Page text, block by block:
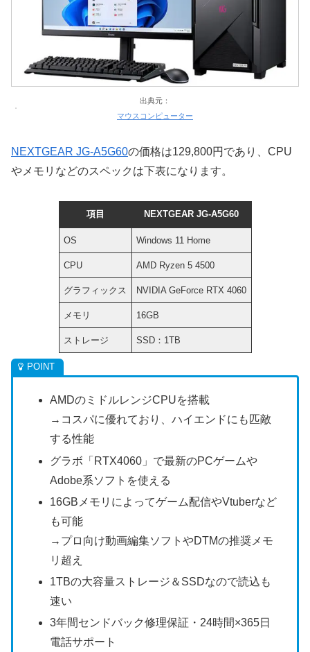
出典元：
マウスコンピューター
NEXTGEAR JG-A5G60の価格は129,800円であり、CPU
やメモリなどのスペックは下表になります。
項目 NEXTGEAR JG-A5G60
OS Windows 11 Home
CPU AMD Ryzen 5 4500
グラフィックス NVIDIA GeForce RTX 4060
メモリ 16GB
ストレージ SSD：1TB
AMDのミドルレンジCPUを搭載
→コスパに優れており、ハイエンドにも匹敵
する性能
グラボ「RTX4060」で最新のPCゲームや
Adobe系ソフトを使える
16GBメモリによってゲーム配信やVtuberなど
も可能
→プロ向け動画編集ソフトやDTMの推奨メモ
リ超え
1TBの大容量ストレージ＆SSDなので読込も
速い
3年間センドバック修理保証・24時間×365日
電話サポート